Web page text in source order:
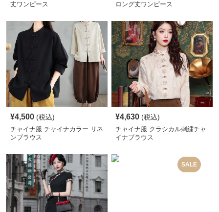
丈ワンピース
ロング丈ワンピース
¥4,500 (税込)
チャイナ服 チャイナカラー リネ
ンブラウス
¥4,630 (税込)
チャイナ服 クラシカル刺繍チャ
イナブラウス
SALE